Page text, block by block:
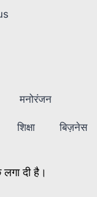
मनोरंजन
शिक्षा बिज़नेस
दी है।